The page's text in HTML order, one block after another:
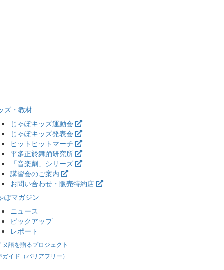
ズ・教材
じゃぽキッズ運動会
じゃぽキッズ発表会
ヒットヒットマーチ
平多正於舞踊研究所
「音楽劇」シリーズ
講習会のご案内
お問い合わせ・販売特約店
ぽマガジン
ニュース
ピックアップ
レポート
ヌ語を贈るプロジェクト
ガイド（バリアフリー）